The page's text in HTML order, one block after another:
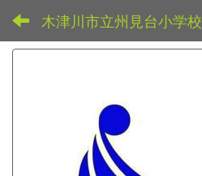
木津川市立州見台小学校